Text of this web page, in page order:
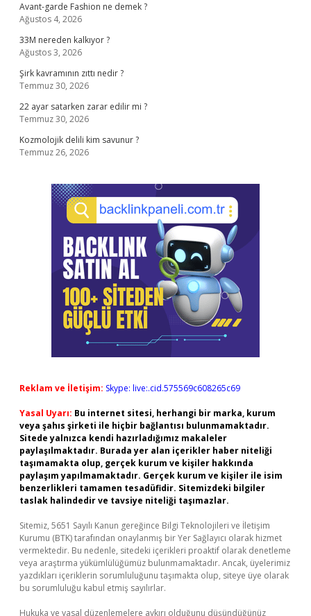
Avant-garde Fashion ne demek ?
Ağustos 4, 2026
33M nereden kalkıyor ?
Ağustos 3, 2026
Şirk kavramının zıttı nedir ?
Temmuz 30, 2026
22 ayar satarken zarar edilir mi ?
Temmuz 30, 2026
Kozmolojik delili kim savunur ?
Temmuz 26, 2026
Reklam ve İletişim: Skype: live:.cid.575569c608265c69
Yasal Uyarı: Bu internet sitesi, herhangi bir marka, kurum
veya şahıs şirketi ile hiçbir bağlantısı bulunmamaktadır.
Sitede yalnızca kendi hazırladığımız makaleler
paylaşılmaktadır. Burada yer alan içerikler haber niteliği
taşımamakta olup, gerçek kurum ve kişiler hakkında
paylaşım yapılmamaktadır. Gerçek kurum ve kişiler ile isim
benzerlikleri tamamen tesadüfidir. Sitemizdeki bilgiler
taslak halindedir ve tavsiye niteliği taşımazlar.
Sitemiz, 5651 Sayılı Kanun gereğince Bilgi Teknolojileri ve İletişim
Kurumu (BTK) tarafından onaylanmış bir Yer Sağlayıcı olarak hizmet
vermektedir. Bu nedenle, sitedeki içerikleri proaktif olarak denetleme
veya araştırma yükümlülüğümüz bulunmamaktadır. Ancak, üyelerimiz
yazdıkları içeriklerin sorumluluğunu taşımakta olup, siteye üye olarak
bu sorumluluğu kabul etmiş sayılırlar.
Hukuka ve yasal düzenlemelere aykırı olduğunu düşündüğünüz